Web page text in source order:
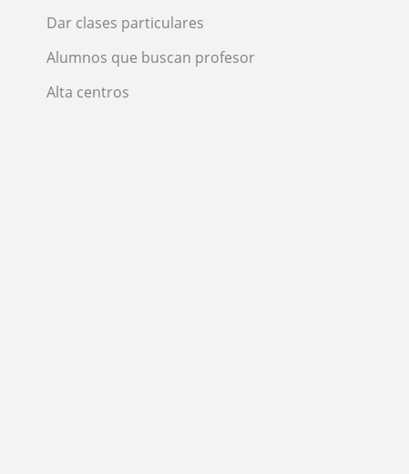
Dar clases particulares
Alumnos que buscan profesor
Alta centros